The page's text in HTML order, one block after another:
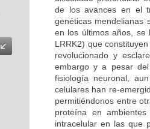
de los avances en el
genéticas mendelianas
en los últimos años, se
LRRK2) que
revolucionado y
embargo y a pesar
fisiología neuronal,
celulares han re-
permitiéndonos entre
proteína en
intracelular en las que